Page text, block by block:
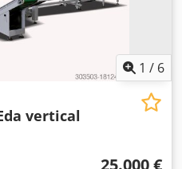
de espacio longitud: 2,57
0,87 m Requisito de espacio
1 / 6
vertical